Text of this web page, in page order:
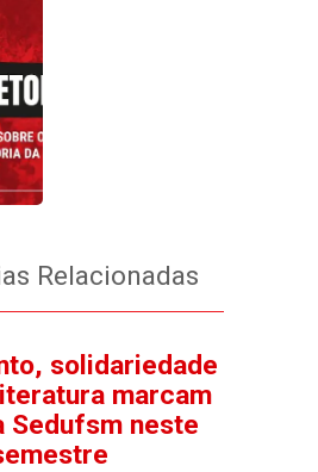
Relacionadas
solidariedade
marcam
Sedufsm neste